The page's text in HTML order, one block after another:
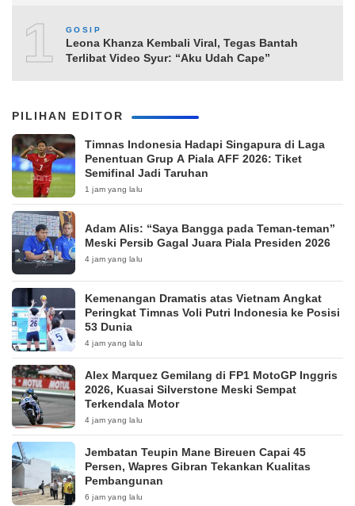
10
GOSIP
Leona Khanza Kembali Viral, Tegas Bantah
Terlibat Video Syur: “Aku Udah Cape”
PILIHAN EDITOR
Timnas Indonesia Hadapi Singapura di Laga
Penentuan Grup A Piala AFF 2026: Tiket
Semifinal Jadi Taruhan
1 jam yang lalu
Adam Alis: “Saya Bangga pada Teman-teman”
Meski Persib Gagal Juara Piala Presiden 2026
4 jam yang lalu
Kemenangan Dramatis atas Vietnam Angkat
Peringkat Timnas Voli Putri Indonesia ke Posisi
53 Dunia
4 jam yang lalu
Alex Marquez Gemilang di FP1 MotoGP Inggris
2026, Kuasai Silverstone Meski Sempat
Terkendala Motor
4 jam yang lalu
Jembatan Teupin Mane Bireuen Capai 45
Persen, Wapres Gibran Tekankan Kualitas
Pembangunan
6 jam yang lalu